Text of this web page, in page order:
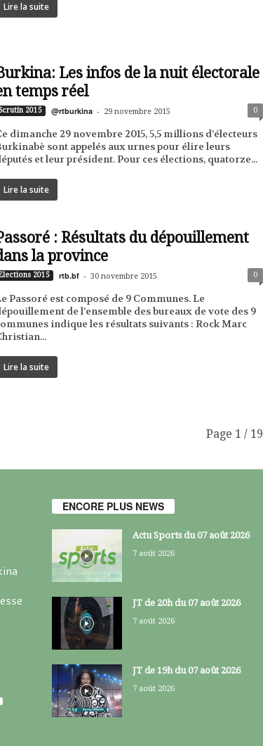
Lire la suite
Les infos de la nuit électorale
temps réel
2015 @rtburkina - 29 novembre 2015 0
dimanche 29 novembre 2015, 5,5 millions d’électeurs
sont appelés aux urnes pour élire leurs
et leur président. Pour ces élections, quatorze...
Lire la suite
: Résultats du dépouillement
la province
2015 rtb.bf - 30 novembre 2015 0
Passoré est composé de 9 Communes. Le
de l’ensemble des bureaux de vote des 9
indique les résultats suivants : Rock Marc
Lire la suite
Page 1 / 19
ENCORE PLUS NEWS
Actu Sports du 07 août 2026
7 août 2026
JT de 20h du 07 août 2026
7 août 2026
JT de 19h du 07 août 2026
7 août 2026